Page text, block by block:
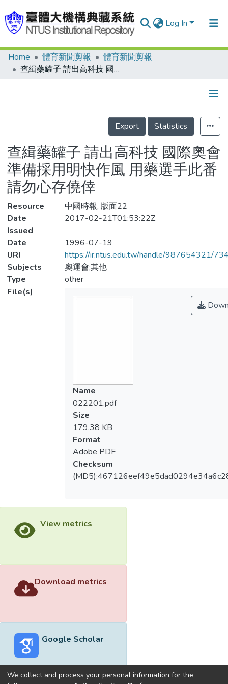
Log In
Communities & Collections
Statistics
Home 體育新聞剪報
體育新聞剪報
查緝藥罐子 請出高科技 國際奧會準備採用明快作風 用藥選手此番請勿心存僥倖
Details
Export
Statistics
查緝藥罐子 請出高科技 國際奧會
準備採用明快作風 用藥選手此番
請勿心存僥倖
Resource
中國時報, 版面22
Date
Issued
2017-02-21T01:53:22Z
Date
1996-07-19
URI
https://ir.ntus.edu.tw/handle/987654321/
Subjects
奧運會;其他
Type
other
File(s)
Name
022201.pdf
Size
179.38 KB
Format
Adobe PDF
Checksum
View metrics
Download metrics
Google Scholar
We collect and process your personal information for the